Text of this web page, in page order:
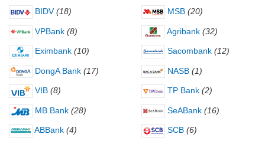
BIDV (18) MSB (20)
VPBank (8) Agribank (32)
Eximbank (10) Sacombank (12)
DongA Bank (17) NASB (1)
VIB (8) TP Bank (2)
MB Bank (28) SeABank (16)
ABBank (4) SCB (6)